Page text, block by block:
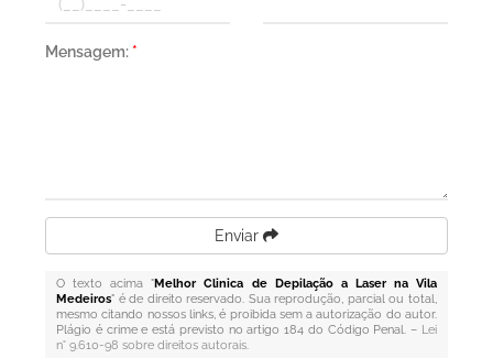
Mensagem: *
Enviar
O texto acima "Melhor Clinica de Depilação a Laser na Vila
Medeiros" é de direito reservado. Sua reprodução, parcial ou total,
mesmo citando nossos links, é proibida sem a autorização do autor.
Plágio é crime e está previsto no artigo 184 do Código Penal. – Lei
n° 9.610-98 sobre direitos autorais.